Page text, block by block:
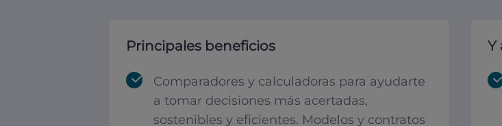
Principales beneficios
Comparadores y calculadoras para ayudarte
a tomar decisiones más acertadas,
sostenibles y eficientes. Modelos y contratos
Y